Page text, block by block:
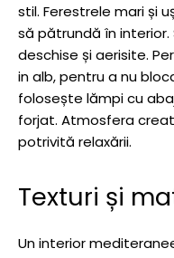
stil. Ferestrele mari și
să pătrundă în
deschise și aerisite.
in alb, pentru a nu
folosește lămpi cu
forjat. Atmosfera
potrivită relaxării.
Texturi și
Un interior